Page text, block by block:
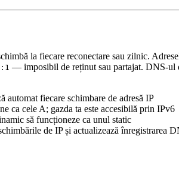
la fiecare reconectare sau zilnic.
— imposibil de reținut sau partajat. DNS-ul
automat fiecare schimbare de adresă IP
cele A; gazda ta este accesibilă prin IPv6
să funcționeze ca unul static
de IP și actualizează înregistrarea